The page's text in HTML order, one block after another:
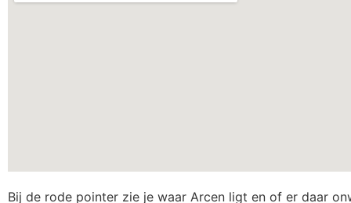
Bij de rode pointer zie je waar Arcen ligt en of er daar